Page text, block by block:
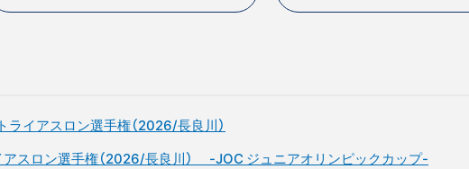
イアスロン選手権（2026/長良川）
スロン選手権（2026/長良川） -JOC ジュニアオリンピックカップ-